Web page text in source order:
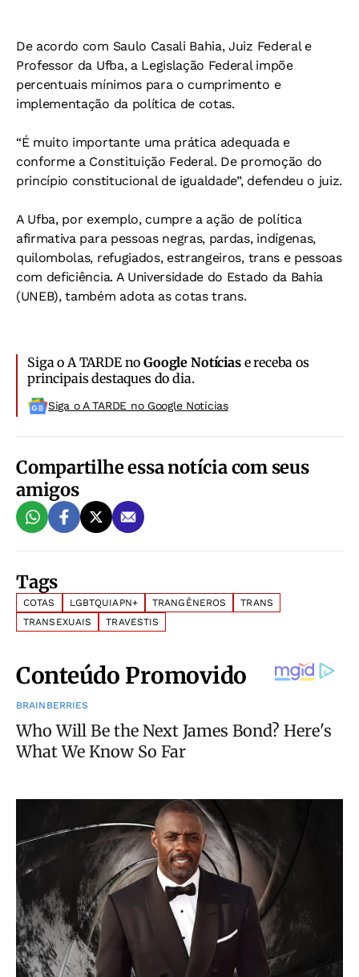
De acordo com Saulo Casali Bahia, Juiz Federal e
Professor da Ufba, a Legislação Federal impõe
percentuais mínimos para o cumprimento e
implementação da política de cotas.
“É muito importante uma prática adequada e
conforme a Constituição Federal. De promoção do
princípio constitucional de igualdade”, defendeu o juiz.
A Ufba, por exemplo, cumpre a ação de política
afirmativa para pessoas negras, pardas, indígenas,
quilombolas, refugiados, estrangeiros, trans e pessoas
com deficiência. A Universidade do Estado da Bahia
(UNEB), também adota as cotas trans.
Siga o A TARDE noGoogle Notíciase receba os
principais destaques do dia.
Siga o A TARDE no Google Noticias
Compartilhe essa notícia com seus
amigos
Tags
COTAS LGBTQUIAPN+ TRANGÊNEROS
TRANS
TRANSEXUAIS
TRAVESTIS